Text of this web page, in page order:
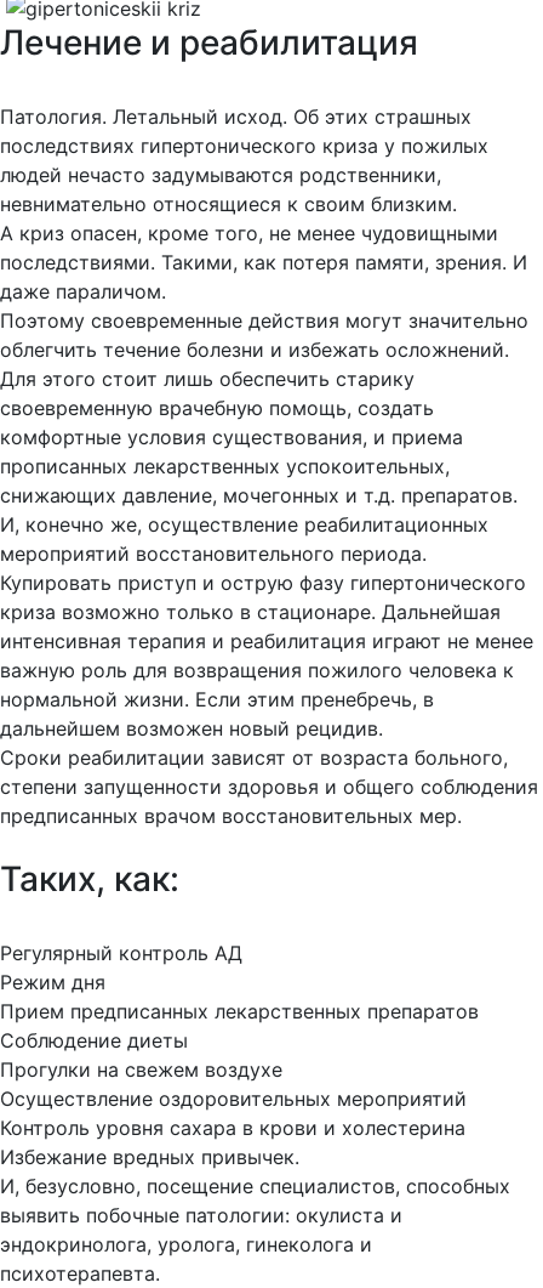
Лечение и реабилитация
Патология. Летальный исход. Об этих страшных
последствиях гипертонического криза у пожилых
людей нечасто задумываются родственники,
невнимательно относящиеся к своим близким.
А криз опасен, кроме того, не менее чудовищными
последствиями. Такими, как потеря памяти, зрения. И
даже параличом.
Поэтому своевременные действия могут значительно
облегчить течение болезни и избежать осложнений.
Для этого стоит лишь обеспечить старику
своевременную врачебную помощь, создать
комфортные условия существования, и приема
прописанных лекарственных успокоительных,
снижающих давление, мочегонных и т.д. препаратов.
И, конечно же, осуществление реабилитационных
мероприятий восстановительного периода.
Купировать приступ и острую фазу гипертонического
криза возможно только в стационаре. Дальнейшая
интенсивная терапия и реабилитация играют не менее
важную роль для возвращения пожилого человека к
нормальной жизни. Если этим пренебречь, в
дальнейшем возможен новый рецидив.
Сроки реабилитации зависят от возраста больного,
степени запущенности здоровья и общего соблюдения
предписанных врачом восстановительных мер.
Таких, как:
Регулярный контроль АД
Режим дня
Прием предписанных лекарственных препаратов
Соблюдение диеты
Прогулки на свежем воздухе
Осуществление оздоровительных мероприятий
Контроль уровня сахара в крови и холестерина
Избежание вредных привычек.
И, безусловно, посещение специалистов, способных
выявить побочные патологии: окулиста и
эндокринолога, уролога, гинеколога и
психотерапевта.